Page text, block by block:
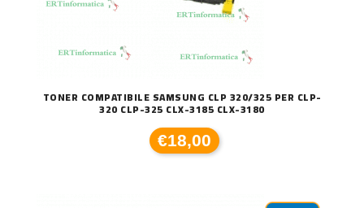
TONER COMPATIBILE SAMSUNG CLP 320/325 PER CLP-
320 CLP-325 CLX-3185 CLX-3180
€18,00